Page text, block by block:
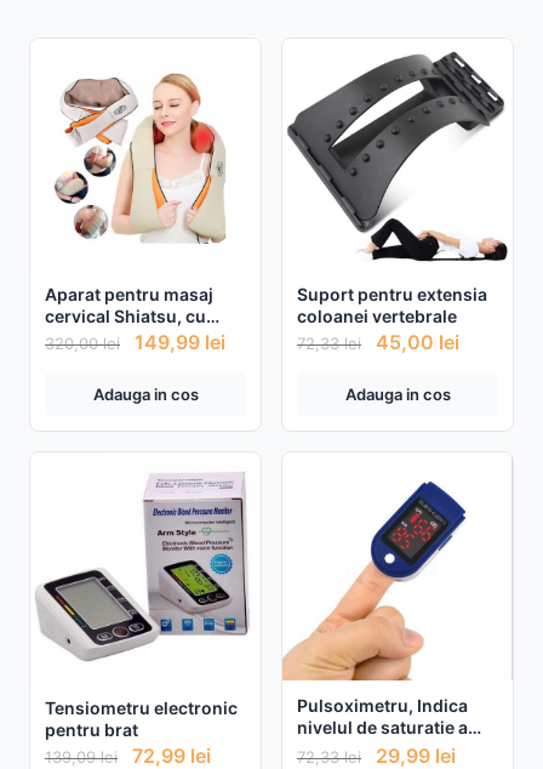
Aparat pentru masaj
cervical Shiatsu, cu
functie de incalzire
320,00lei 149,99 lei
Adauga in cos
Suport pentru extensia
coloanei vertebrale
72,33lei 45,00 lei
Adauga in cos
Tensiometru electronic
pentru brat
139,09lei 72,99 lei
Pulsoximetru, Indica
nivelul de saturatie a
oxigenului din sange
72,33lei 29,99 lei